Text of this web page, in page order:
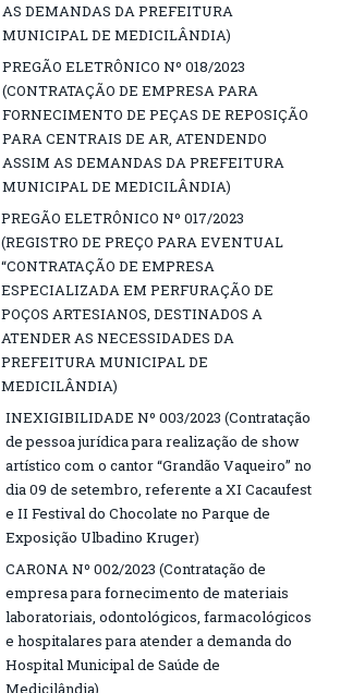
AS DEMANDAS DA PREFEITURA
MUNICIPAL DE MEDICILÂNDIA)
PREGÃO ELETRÔNICO Nº 018/2023
(CONTRATAÇÃO DE EMPRESA PARA
FORNECIMENTO DE PEÇAS DE REPOSIÇÃO
PARA CENTRAIS DE AR, ATENDENDO
ASSIM AS DEMANDAS DA PREFEITURA
MUNICIPAL DE MEDICILÂNDIA)
PREGÃO ELETRÔNICO Nº 017/2023
(REGISTRO DE PREÇO PARA EVENTUAL
“CONTRATAÇÃO DE EMPRESA
ESPECIALIZADA EM PERFURAÇÃO DE
POÇOS ARTESIANOS, DESTINADOS A
ATENDER AS NECESSIDADES DA
PREFEITURA MUNICIPAL DE
MEDICILÂNDIA)
INEXIGIBILIDADE Nº 003/2023 (Contratação
de pessoa jurídica para realização de show
artístico com o cantor “Grandão Vaqueiro” no
dia 09 de setembro, referente a XI Cacaufest
e II Festival do Chocolate no Parque de
Exposição Ulbadino Kruger)
CARONA Nº 002/2023 (Contratação de
empresa para fornecimento de materiais
laboratoriais, odontológicos, farmacológicos
e hospitalares para atender a demanda do
Hospital Municipal de Saúde de
Medicilândia)